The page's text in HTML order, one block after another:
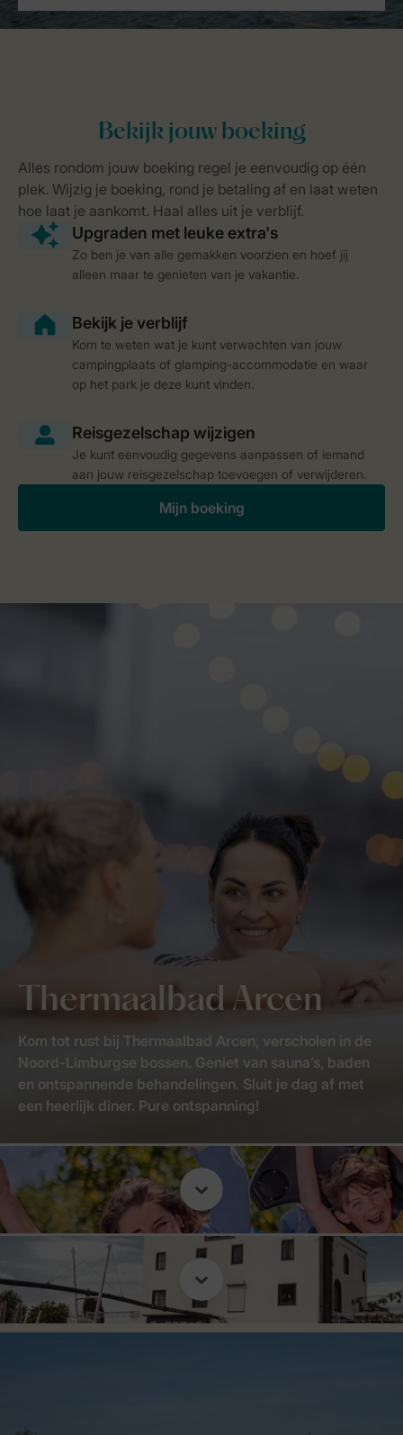
Zo ben je van alle gemakken voorzien en hoef jij
alleen maar te genieten van je vakantie.
Kom te weten wat je kunt verwachten van jouw
campingplaats of glamping-accommodatie en waar
op het park je deze kunt vinden.
Je kunt eenvoudig gegevens aanpassen of iemand
aan jouw reisgezelschap toevoegen of verwijderen.
Mijn boeking
Thermaalbad Arcen
Kom tot rust bij Thermaalbad Arcen, verscholen in de
Noord-Limburgse bossen. Geniet van sauna’s, baden
en ontspannende behandelingen. Sluit je dag af met
een heerlijk diner. Pure ontspanning!